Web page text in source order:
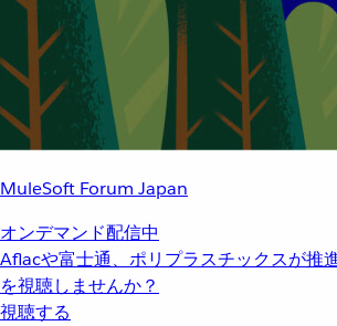
MuleSoft Forum Japan
オンデマンド配信中
Aflacや富士通、ポリプラスチックスが推
を視聴しませんか？
視聴する